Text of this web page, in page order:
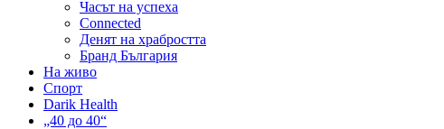
Часът на успеха
Connected
Денят на храбростта
Бранд България
На живо
Спорт
Darik Health
„40 до 40“